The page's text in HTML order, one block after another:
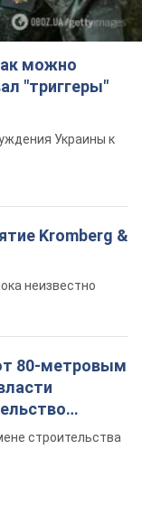
можно
"триггеры"
Украины к
Kromberg &
неизвестно
80-метровым
строительства